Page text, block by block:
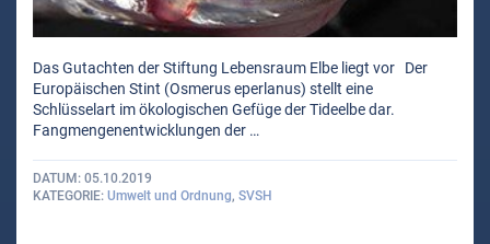
Das Gutachten der Stiftung Lebensraum Elbe liegt vor Der
Europäischen Stint (Osmerus eperlanus) stellt eine
Schlüsselart im ökologischen Gefüge der Tideelbe dar.
Fangmengenentwicklungen der …
DATUM 05.10.2019
KATEGORIE Umwelt und Ordnung, SVSH